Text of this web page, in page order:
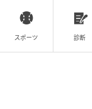
スポーツ 診断